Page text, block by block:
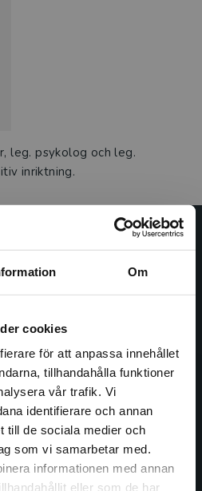
Om
cookies
för att anpassa innehållet
tillhandahålla funktioner
vår trafik. Vi
identifierare och annan
till de sociala medier och
som vi samarbetar med.
informationen med annan
eller som de har
fraktregion
leg. psykolog och leg.
inriktning.
1963 och är idag Sveriges
digitala
finns Studentlitteratur med